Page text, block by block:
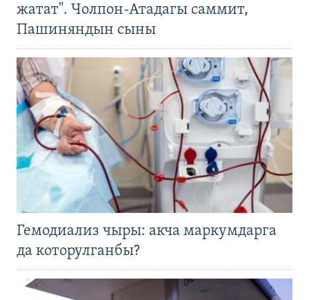
жатат". Чолпон-Атадагы саммит,
Пашиняндын сыны
Гемодиализ чыры: акча маркумдарга
да которулганбы?